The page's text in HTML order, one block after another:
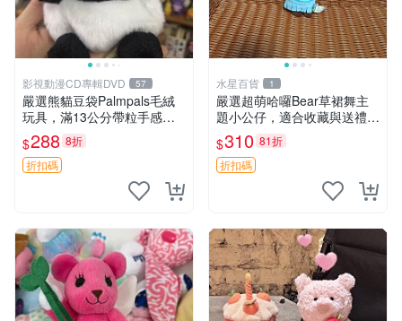
影視動漫CD專輯DVD 57
嚴選熊貓豆袋Palmpals毛絨
玩具，滿13公分帶粒手感極
佳，電影主題周邊推薦 熊貓
Palmpals 毛絨玩具 豆袋 劇場
版周邊
$288 8折
折扣碼
水星百貨 1
嚴選超萌哈囉Bear草裙舞主
題小公仔，適合收藏與送禮 1
00 克 哈囉Bear 草裙舞
$310 81折
折扣碼